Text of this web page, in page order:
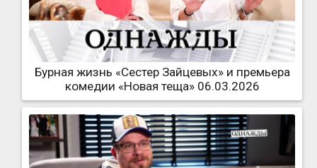
Бурная жизнь «Сестер Зайцевых» и премьера
комедии «Новая теща» 06.03.2026